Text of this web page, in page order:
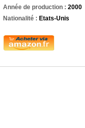
Année de production : 2000
Nationalité : Etats-Unis